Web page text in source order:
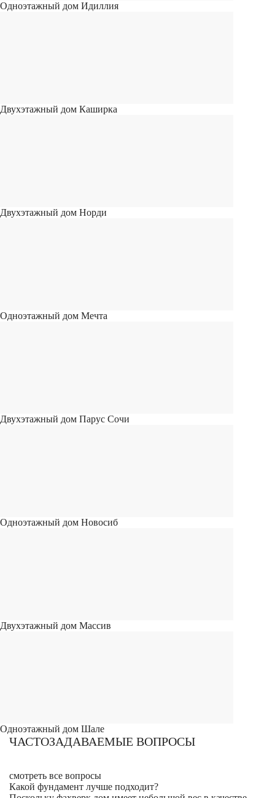
Одноэтажный дом Идиллия
Двухэтажный дом Каширка
Двухэтажный дом Норди
Одноэтажный дом Мечта
Двухэтажный дом Парус Сочи
Одноэтажный дом Новосиб
Двухэтажный дом Массив
Одноэтажный дом Шале
ЧАСТОЗАДАВАЕМЫЕ ВОПРОСЫ
смотреть все вопросы
Какой фундамент лучше подходит?